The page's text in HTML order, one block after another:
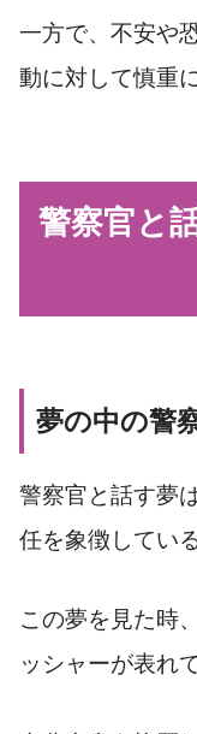
一方で、不安や
動に対して慎重
警察官と
夢の中の警
警察官と話す夢
任を象徴してい
この夢を見た時
ッシャーが表れ